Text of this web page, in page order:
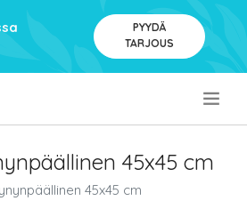
PYYDÄ
TARJOUS
45x45 cm
45x45 cm